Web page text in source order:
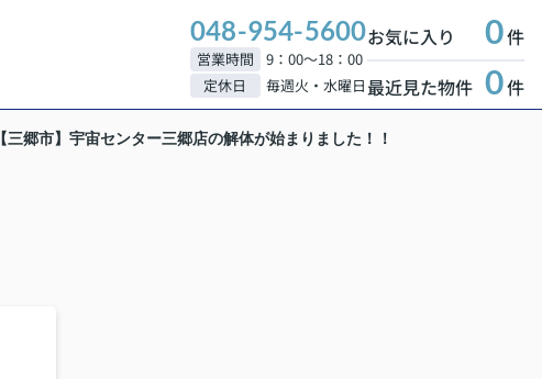
048-954-5600
営業時間
9：00～18：00
定休日
毎週火・水曜日
お気に入り 0件
最近見た物件 0件
【三郷市】宇宙センター三郷店の解体が始まりました！！